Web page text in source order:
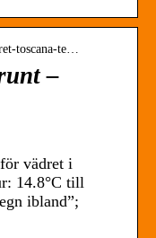
toscana-te…
–
vädret i
14.8°C till
ibland”;